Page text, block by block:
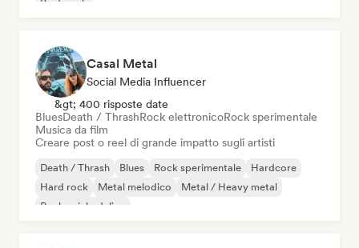
Post punk
Casal Metal
Social Media Influencer
&gt; 400 risposte date
BluesDeath / ThrashRock elettronicoRock sperimentale
Musica da film
Creare post o reel di grande impatto sugli artisti
Death / Thrash Blues Rock sperimentale
Hardcore
Hard rock
Metal melodico
Metal / Heavy metal
Rock psichedelico